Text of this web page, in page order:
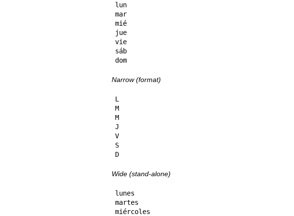
lun
mar
mié
jue
vie
sáb
dom
Narrow (format)
L
M
M
J
V
S
D
Wide (stand-alone)
lunes
martes
miércoles